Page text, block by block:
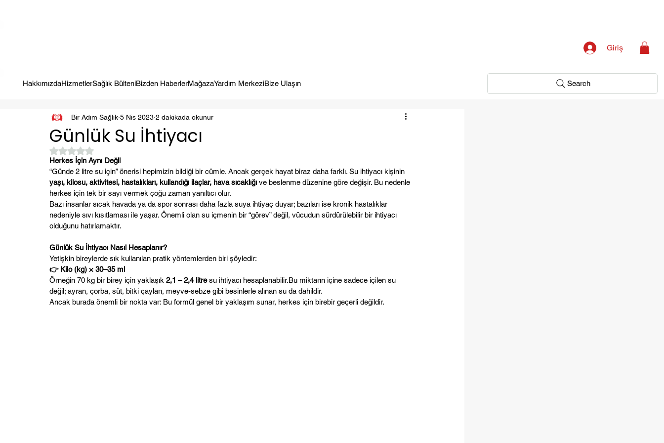
Giriş
HakkımızdaHizmetlerSağlık BülteniBizden HaberlerMağazaYardım MerkeziBize Ulaşın Search
Günlük Su İhtiyacı
Bir Adım Sağlık 5 Nis 2023 2 dakikada okunur
5 üzerinden NaN yıldız
Herkes İçin Aynı Değil
“Günde 2 litre su için” önerisi hepimizin bildiği bir cümle. Ancak gerçek hayat biraz daha farklı. Su ihtiyacı kişinin
yaşı, kilosu, aktivitesi, hastalıkları, kullandığı ilaçlar, hava sıcaklığı ve beslenme düzenine göre değişir. Bu nedenle
herkes için tek bir sayı vermek çoğu zaman yanıltıcı olur.
Bazı insanlar sıcak havada ya da spor sonrası daha fazla suya ihtiyaç duyar; bazıları ise kronik hastalıklar
nedeniyle sıvı kısıtlaması ile yaşar. Önemli olan su içmenin bir “görev” değil, vücudun sürdürülebilir bir ihtiyacı
olduğunu hatırlamaktır.
Günlük Su İhtiyacı Nasıl Hesaplanır?
Yetişkin bireylerde sık kullanılan pratik yöntemlerden biri şöyledir:
👉 Kilo (kg) × 30–35 ml
Örneğin 70 kg bir birey için yaklaşık 2,1 – 2,4 litre su ihtiyacı hesaplanabilir.Bu miktarın içine sadece içilen su
değil; ayran, çorba, süt, bitki çayları, meyve-sebze gibi besinlerle alınan su da dahildir.
Ancak burada önemli bir nokta var: Bu formül genel bir yaklaşım sunar, herkes için birebir geçerli değildir.